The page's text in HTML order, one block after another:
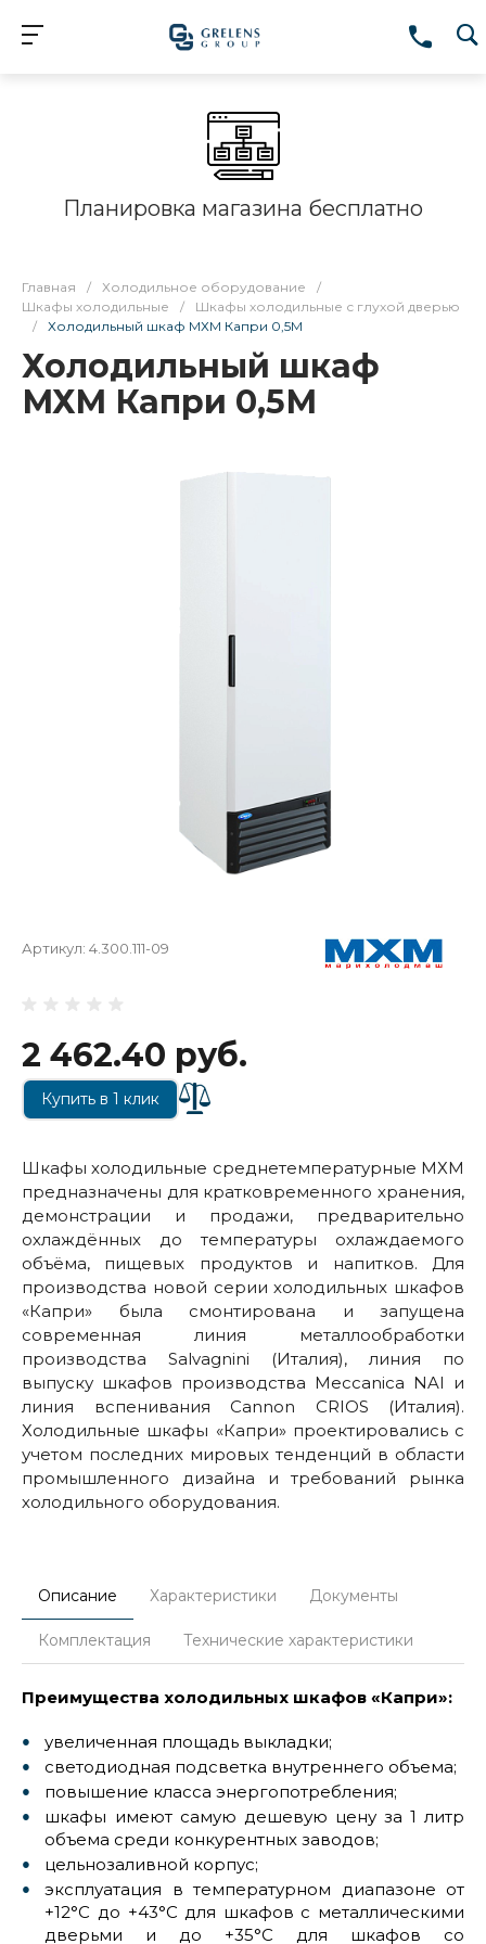
Планировка магазина бесплатно
Главная / Холодильное оборудование
/
Шкафы холодильные
/
Шкафы холодильные с глухой дверью
/
Холодильный шкаф МХМ Капри 0,5М
Холодильный шкаф
МХМ Капри 0,5М
Артикул: 4.300.111-09
2 462.40 руб.
Купить в 1 клик
Шкафы холодильные среднетемпературные МХМ
предназначены для кратковременного хранения,
демонстрации и продажи, предварительно
охлаждённых до температуры охлаждаемого
объёма, пищевых продуктов и напитков. Для
производства новой cерии холодильных шкафов
«Капри» была смонтирована и запущена
современная линия металлообработки
производства Salvagnini (Италия), линия по
выпуску шкафов производства Mecсanica NAI и
линия вспенивания Cannon CRIOS (Италия).
Холодильные шкафы «Капри» проектировались с
учетом последних мировых тенденций в области
промышленного дизайна и требований рынка
холодильного оборудования.
Описание Характеристики Документы
Комплектация Технические характеристики
Преимущества холодильных шкафов «Капри»:
увеличенная площадь выкладки;
светодиодная подсветка внутреннего объема;
повышение класса энергопотребления;
шкафы имеют самую дешевую цену за 1 литр
объема среди конкурентных заводов;
цельнозаливной корпус;
эксплуатация в температурном диапазоне от
+12°С до +43°С для шкафов с металлическими
дверьми и до +35°С для шкафов со